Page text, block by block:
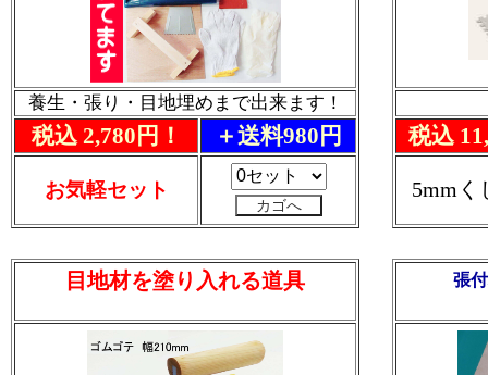
養生・張り・目地埋めまで出来ます！
税込 2,780円！ ＋送料980円
お気軽セット
目地材を塗り入れる道具 張
税込
5mmく